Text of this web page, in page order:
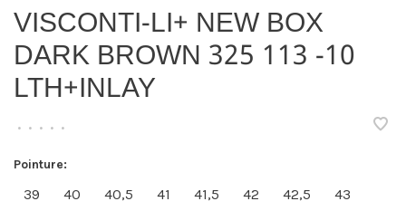
VISCONTI-LI+ NEW BOX
DARK BROWN 325 113 -10
LTH+INLAY
• • • • •
Pointure:
39 40 40,5 41 41,5 42 42,5
43